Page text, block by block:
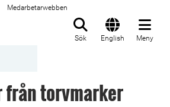
Medarbetarwebben
Sök English Meny
torvmarker